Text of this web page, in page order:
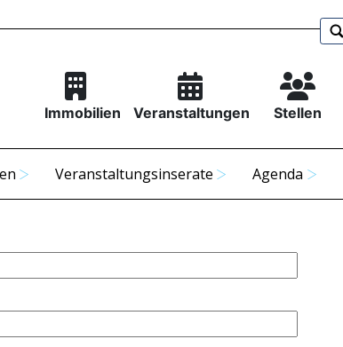
Immobilien Veranstaltungen Stellen
Veranstaltungsinserate Agenda